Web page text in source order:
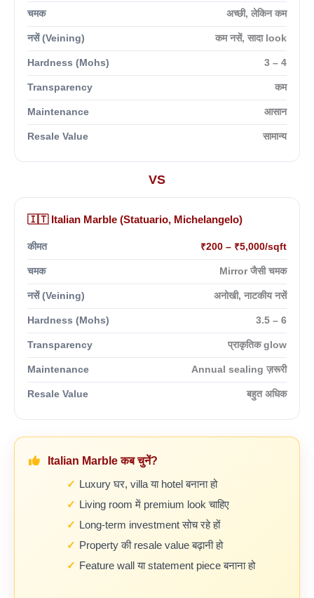
चमक अच्छी, लेकिन कम
नसें (Veining) कम नसें, सादा look
Hardness (Mohs) 3 – 4
Transparency कम
Maintenance आसान
Resale Value सामान्य
VS
🇮🇹 Italian Marble (Statuario, Michelangelo)
कीमत ₹200 – ₹5,000/sqft
चमक Mirror जैसी चमक
नसें (Veining) अनोखी, नाटकीय नसें
Hardness (Mohs) 3.5 – 6
Transparency प्राकृतिक glow
Maintenance Annual sealing ज़रूरी
Resale Value बहुत अधिक
Italian Marble कब चुनें?
Luxury घर, villa या hotel बनाना हो
Living room में premium look चाहिए
Long-term investment सोच रहे हों
Property की resale value बढ़ानी हो
Feature wall या statement piece बनाना हो